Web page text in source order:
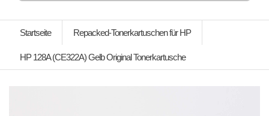
Startseite Repacked-Tonerkartuschen für HP
HP 128A (CE322A) Gelb Original Tonerkartusche